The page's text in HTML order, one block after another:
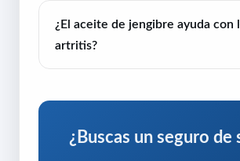
¿El aceite de jengibre ayuda con
artritis?
¿Buscas un seguro de